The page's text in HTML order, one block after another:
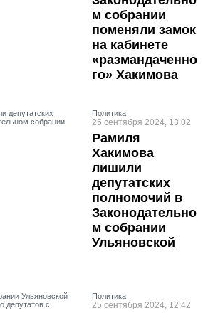
м собрании
поменяли замок
на кабинете
«размандаченно
го» Хакимова
Политика
25 сентября 2024, 13:02
Рамиля
Хакимова
лишили
депутатских
полномочий в
Законодательно
м собрании
Ульяновской
Политика
25 сентября 2024, 12:42